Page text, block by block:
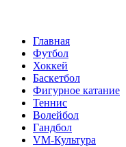
Главная
Футбол
Хоккей
Баскетбол
Фигурное катание
Теннис
Волейбол
Гандбол
VM-Культура